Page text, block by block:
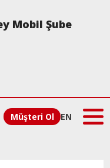
Mobil Şube
Müşteri Ol EN